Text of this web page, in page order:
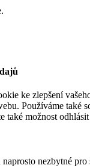
.
ke zlepšení
Používáme také
také možnost
nezbytné